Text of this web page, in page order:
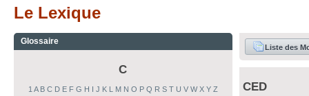
Le Lexique
Glossaire
C
1 A B C D E F G H J K M N O P Q R S T U V W X Y Z
Liste des
CED